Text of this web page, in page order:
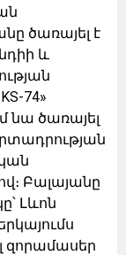
ծառայել է
և
74»
նա ծառայել
Բալայանը
Լևոն
զորամասեր